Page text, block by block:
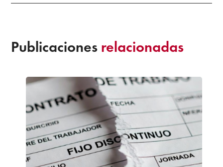
Publicaciones relacionadas